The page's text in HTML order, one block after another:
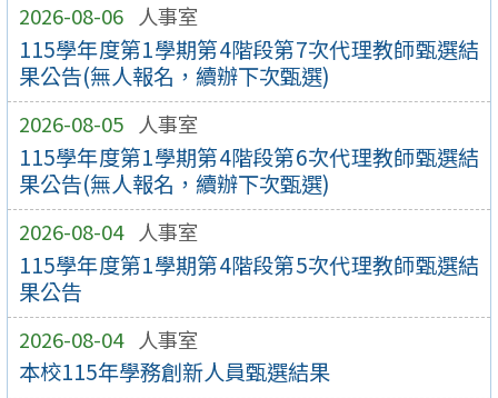
2026-08-06 人事室
115學年度第1學期第4階段第7次代理教師甄選結
果公告(無人報名，續辦下次甄選)
2026-08-05 人事室
115學年度第1學期第4階段第6次代理教師甄選結
果公告(無人報名，續辦下次甄選)
2026-08-04 人事室
115學年度第1學期第4階段第5次代理教師甄選結
果公告
2026-08-04 人事室
本校115年學務創新人員甄選結果